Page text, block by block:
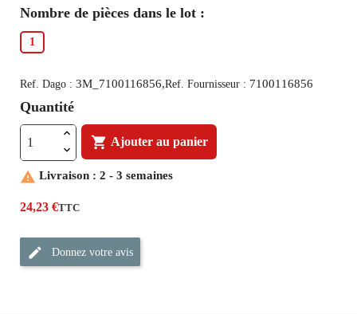
Nombre de pièces dans le lot :
1
Ref. Dago : 3M_7100116856,Ref. Fournisseur : 7100116856
Quantité
 Ajouter au panier
 Livraison : 2 - 3 semaines
24,23 €TTC
Donnez votre avis